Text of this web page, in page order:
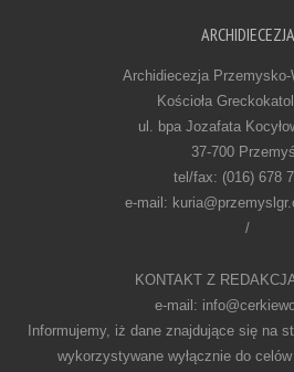
ARCHIDIECEZJA
Archidiecezja
Kościoła
ul. bpa Jozafata
37-700
tel/fax: (016) 678
e-mail:
/
KONTAKT Z
e-mail:
Informujemy, iż dane znajdujące się na
wykorzystywane wyłącznie do